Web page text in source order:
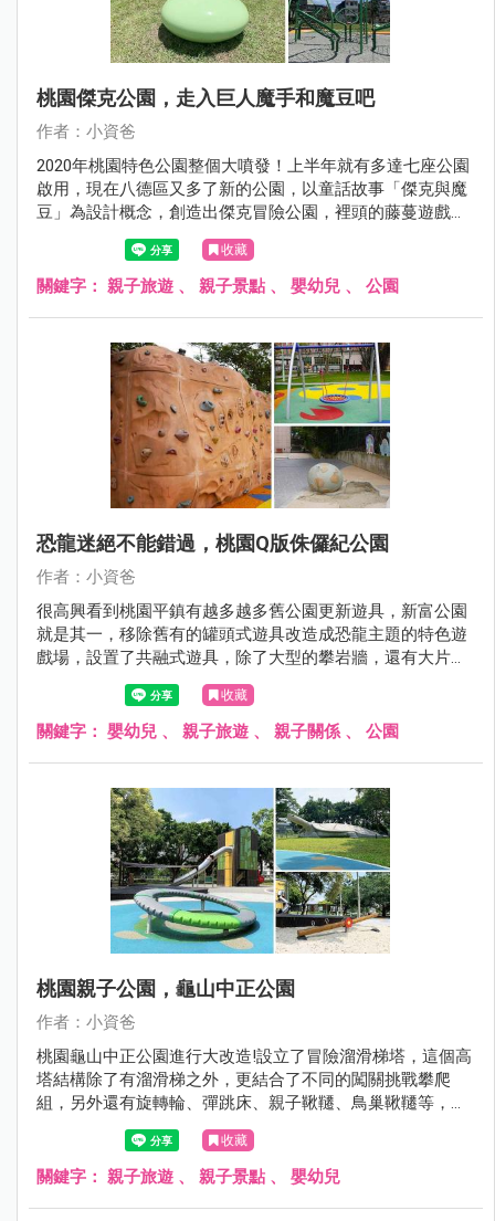
桃園傑克公園，走入巨人魔手和魔豆吧
作者：小資爸
2020年桃園特色公園整個大噴發！上半年就有多達七座公園
啟用，現在八德區又多了新的公園，以童話故事「傑克與魔
豆」為設計概念，創造出傑克冒險公園，裡頭的藤蔓遊戲區
包含波浪流滑梯及大葉攀爬網，另一邊則是將童話故事裡巨
人的魔手以及魔豆融入於裝置藝術中，非常具有特色，除此
之外也設置了彈跳床、鳥巢鞦韆、親子鞦韆、體健設施及社
收藏
關鍵字： 親子旅遊 、 親子景點 、 嬰幼兒 、 公園
恐龍迷絕不能錯過，桃園Q版侏儸紀公園
作者：小資爸
很高興看到桃園平鎮有越多越多舊公園更新遊具，新富公園
就是其一，移除舊有的罐頭式遊具改造成恐龍主題的特色遊
戲場，設置了共融式遊具，除了大型的攀岩牆，還有大片的
沙坑可以挖掘恐龍化石以及挖土機，旁邊更有小朋友最喜歡
的鳥巢鞦韆，地面也設計了恐龍的圖案，讓孩子們玩得更開
心了呢！現在就跟著小資爸一起來看看新富公園變身後有什
收藏
關鍵字： 嬰幼兒 、 親子旅遊 、 親子關係 、 公園
桃園親子公園，龜山中正公園
作者：小資爸
桃園龜山中正公園進行大改造!設立了冒險溜滑梯塔，這個高
塔結構除了有溜滑梯之外，更結合了不同的闖關挑戰攀爬
組，另外還有旋轉輪、彈跳床、親子鞦韆、鳥巢鞦韆等，遊
具一旁的沙坑也有沙桌水道的設立，變得跟以前完全不一樣
了!現在就跟著小資爸一起來看看改造後的龜山中正公園吧！
收藏
關鍵字： 親子旅遊 、 親子景點 、 嬰幼兒